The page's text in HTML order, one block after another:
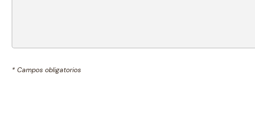
* Campos obligatorios